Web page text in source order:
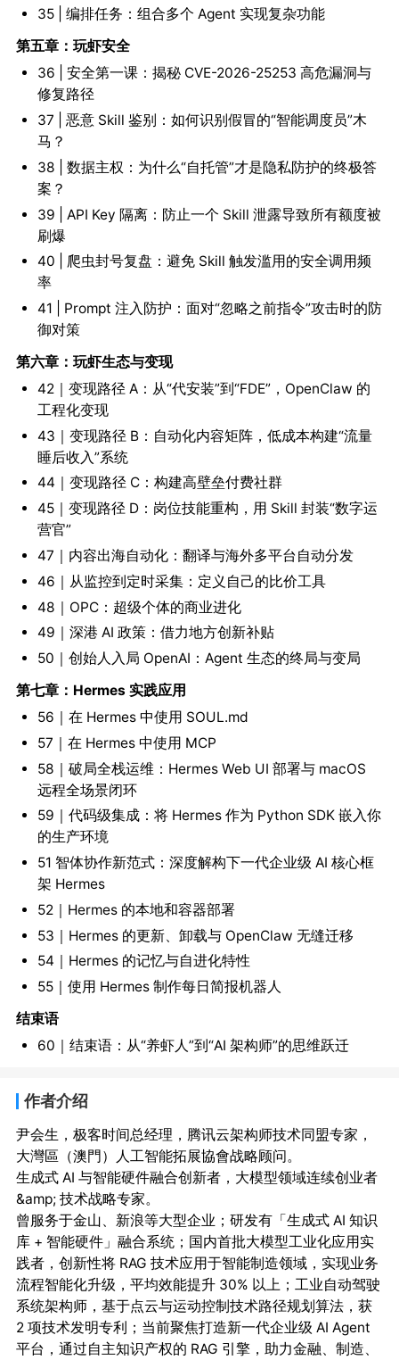
35 | 编排任务：组合多个 Agent 实现复杂功能
第五章：玩虾安全
36 | 安全第一课：揭秘 CVE-2026-25253 高危漏洞与
修复路径
37 | 恶意 Skill 鉴别：如何识别假冒的“智能调度员”木
马？
38 | 数据主权：为什么“自托管”才是隐私防护的终极答
案？
39 | API Key 隔离：防止一个 Skill 泄露导致所有额度被
刷爆
40 | 爬虫封号复盘：避免 Skill 触发滥用的安全调用频
率
41 | Prompt 注入防护：面对“忽略之前指令”攻击时的防
御对策
第六章：玩虾生态与变现
42｜变现路径 A：从“代安装”到“FDE”，OpenClaw 的
工程化变现
43｜变现路径 B：自动化内容矩阵，低成本构建“流量
睡后收入”系统
44｜变现路径 C：构建高壁垒付费社群
45｜变现路径 D：岗位技能重构，用 Skill 封装“数字运
营官”
47｜内容出海自动化：翻译与海外多平台自动分发
46｜从监控到定时采集：定义自己的比价工具
48｜OPC：超级个体的商业进化
49｜深港 AI 政策：借力地方创新补贴
50｜创始人入局 OpenAI：Agent 生态的终局与变局
第七章：Hermes 实践应用
56｜在 Hermes 中使用 SOUL.md
57｜在 Hermes 中使用 MCP
58｜破局全栈运维：Hermes Web UI 部署与 macOS
远程全场景闭环
59｜代码级集成：将 Hermes 作为 Python SDK 嵌入你
的生产环境
51 智体协作新范式：深度解构下一代企业级 AI 核心框
架 Hermes
52｜Hermes 的本地和容器部署
53｜Hermes 的更新、卸载与 OpenClaw 无缝迁移
54｜Hermes 的记忆与自进化特性
55｜使用 Hermes 制作每日简报机器人
结束语
60｜结束语：从“养虾人”到“AI 架构师”的思维跃迁
作者介绍
尹会生，极客时间总经理，腾讯云架构师技术同盟专家，
大灣區（澳門）人工智能拓展協會战略顾问。
生成式 AI 与智能硬件融合创新者，大模型领域连续创业者
&amp; 技术战略专家。
曾服务于金山、新浪等大型企业；研发有「生成式 AI 知识
库 + 智能硬件」融合系统；国内首批大模型工业化应用实
践者，创新性将 RAG 技术应用于智能制造领域，实现业务
流程智能化升级，平均效能提升 30% 以上；工业自动驾驶
系统架构师，基于点云与运动控制技术路径规划算法，获
2 项技术发明专利；当前聚焦打造新一代企业级 AI Agent
平台，通过自主知识产权的 RAG 引擎，助力金融、制造、